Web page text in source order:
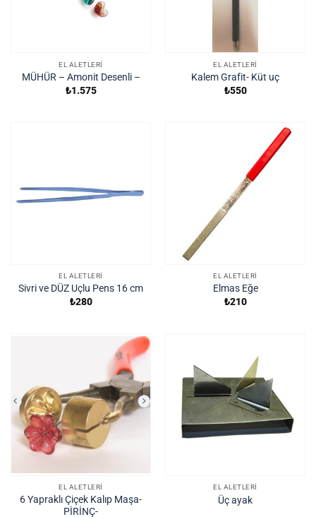
EL ALETLERI
MÜHÜR – Amonit Desenli –
₺1.575
EL ALETLERI
Kalem Grafit- Küt uç
₺550
EL ALETLERI
Sivri ve DÜZ Uçlu Pens 16 cm
₺280
EL ALETLERI
Elmas Eğe
₺210
EL ALETLERI
6 Yapraklı Çiçek Kalıp Maşa-
PİRİNÇ-
EL ALETLERI
Üç ayak